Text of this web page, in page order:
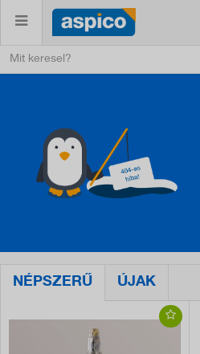
NÉPSZERŰ ÚJAK